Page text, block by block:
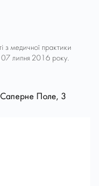
з медичної практики
липня 2016 року.
Саперне Поле, 3